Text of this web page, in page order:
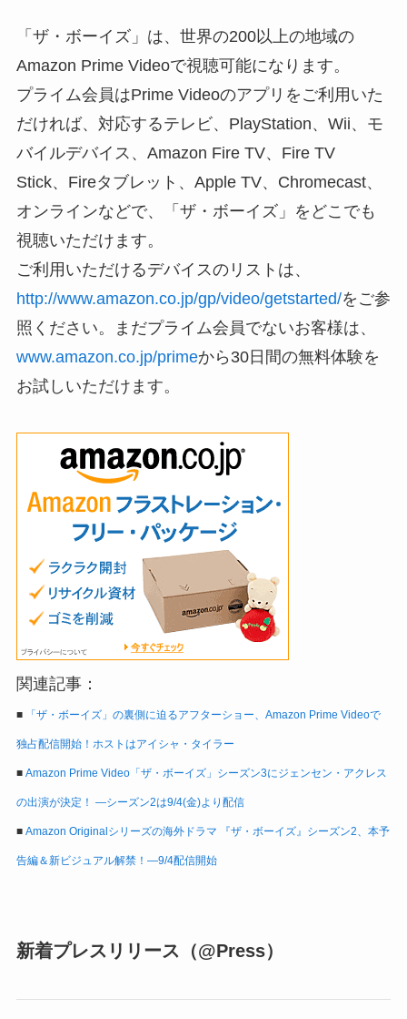
「ザ・ボーイズ」は、世界の200以上の地域の
Amazon Prime Videoで視聴可能になります。
プライム会員はPrime Videoのアプリをご利用いた
だければ、対応するテレビ、PlayStation、Wii、モ
バイルデバイス、Amazon Fire TV、Fire TV
Stick、Fireタブレット、Apple TV、Chromecast、
オンラインなどで、「ザ・ボーイズ」をどこでも
視聴いただけます。
ご利用いただけるデバイスのリストは、
http://www.amazon.co.jp/gp/video/getstarted/をご参
照ください。まだプライム会員でないお客様は、
www.amazon.co.jp/primeから30日間の無料体験を
お試しいただけます。
関連記事：
■ 「ザ・ボーイズ」の裏側に迫るアフターショー、Amazon Prime Videoで
独占配信開始！ホストはアイシャ・タイラー
■ Amazon Prime Video「ザ・ボーイズ」シーズン3にジェンセン・アクレス
の出演が決定！ ―シーズン2は9/4(金)より配信
■ Amazon Originalシリーズの海外ドラマ 『ザ・ボーイズ』シーズン2、本予
告編＆新ビジュアル解禁！―9/4配信開始
新着プレスリリース（@Press）